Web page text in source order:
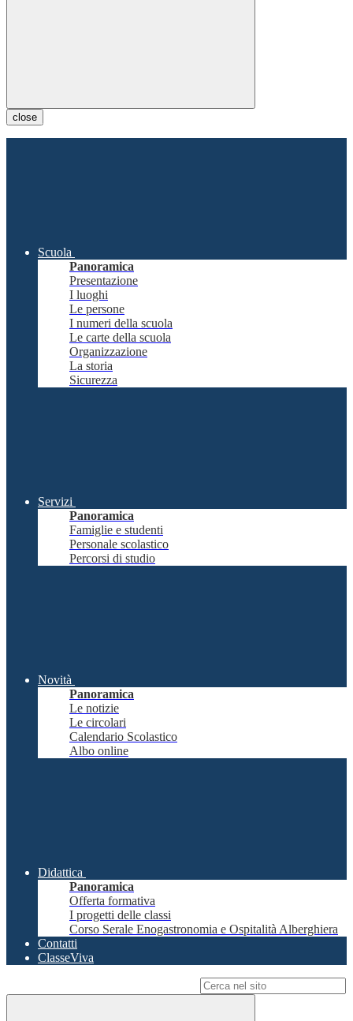
close
Scuola
Panoramica
Presentazione
I luoghi
Le persone
I numeri della scuola
Le carte della scuola
Organizzazione
La storia
Sicurezza
Servizi
Panoramica
Famiglie e studenti
Personale scolastico
Percorsi di studio
Novità
Panoramica
Le notizie
Le circolari
Calendario Scolastico
Albo online
Didattica
Panoramica
Offerta formativa
I progetti delle classi
Corso Serale Enogastronomia e Ospitalità Alberghiera
Contatti
ClasseViva